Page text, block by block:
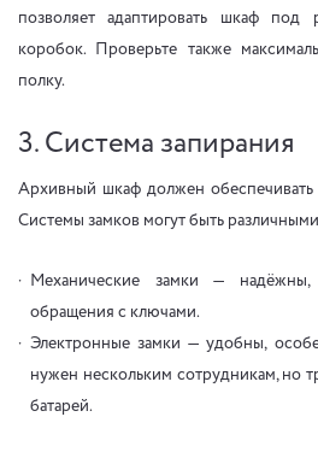
позволяет адаптировать шкаф
коробок. Проверьте также
полку.
3. Система запирания
Архивный шкаф должен обеспечивать
Системы замков могут быть
Механические замки —
обращения с ключами.
Электронные замки — удобны,
нужен нескольким сотрудникам, но
батарей.